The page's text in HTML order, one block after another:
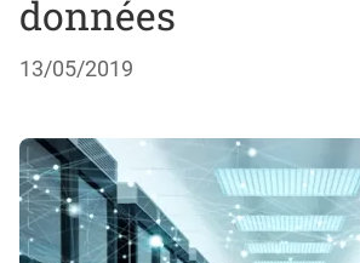
données
13/05/2019